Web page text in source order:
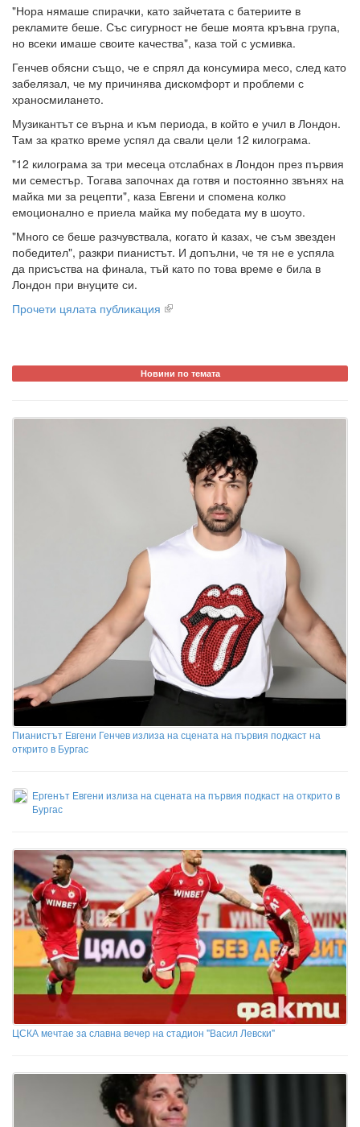
"Нора нямаше спирачки, като зайчетата с батериите в
рекламите беше. Със сигурност не беше моята кръвна група,
но всеки имаше своите качества", каза той с усмивка.
Генчев обясни също, че е спрял да консумира месо, след като
забелязал, че му причинява дискомфорт и проблеми с
храносмилането.
Музикантът се върна и към периода, в който е учил в Лондон.
Там за кратко време успял да свали цели 12 килограма.
"12 килограма за три месеца отслабнах в Лондон през първия
ми семестър. Тогава започнах да готвя и постоянно звънях на
майка ми за рецепти", каза Евгени и спомена колко
емоционално е приела майка му победата му в шоуто.
"Много се беше разчувствала, когато ѝ казах, че съм звезден
победител", разкри пианистът. И допълни, че тя не е успяла
да присъства на финала, тъй като по това време е била в
Лондон при внуците си.
Прочети цялата публикация
Новини по темата
Пианистът Евгени Генчев излиза на сцената на първия подкаст на
открито в Бургас
Ергенът Евгени излиза на сцената на първия подкаст на открито в
Бургас
ЦСКА мечтае за славна вечер на стадион "Васил Левски"